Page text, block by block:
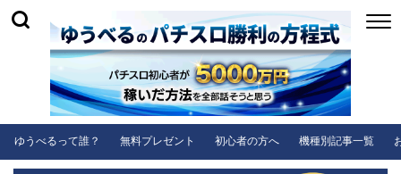
ゆうべるって誰？ 無料プレゼント 初心者の方へ 機種別記事一覧